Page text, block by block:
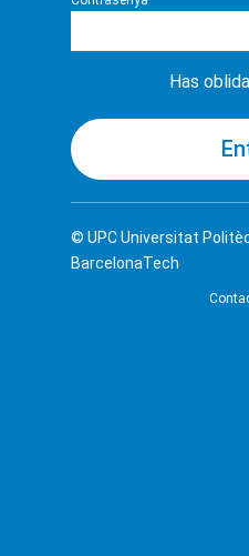
Has
© UPCUniversitat
BarcelonaTech